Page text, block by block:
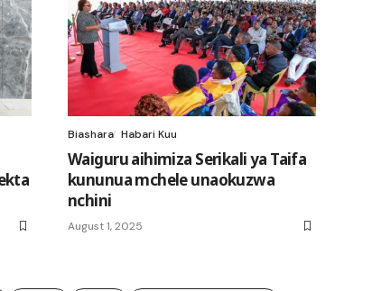
Biashara Habari Kuu
Waiguru aihimiza Serikali ya Taifa
kununua mchele unaokuzwa
nchini
August 1, 2025